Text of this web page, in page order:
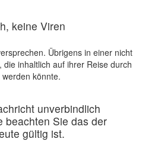
keine Viren
Übrigens in einer nicht
inhaltlich auf ihrer Reise durch
könnte.
unverbindlich
beachten Sie das der
gültig ist.